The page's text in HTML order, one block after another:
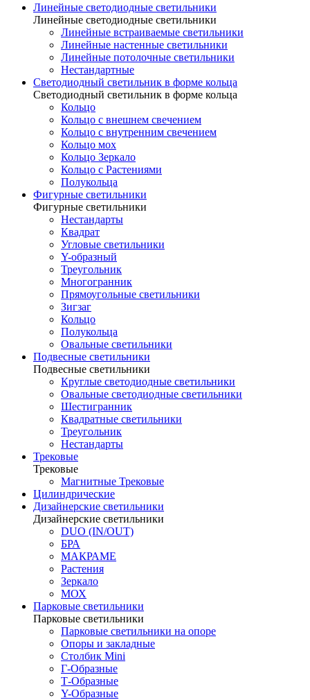
Линейные светодиодные светильники
Линейные светодиодные светильники
Линейные встраиваемые светильники
Линейные настенные светильники
Линейные потолочные светильники
Нестандартные
Светодиодный светильник в форме кольца
Светодиодный светильник в форме кольца
Кольцо
Кольцо с внешнем свечением
Кольцо с внутренним свечением
Кольцо мох
Кольцо Зеркало
Кольцо с Растениями
Полукольца
Фигурные светильники
Фигурные светильники
Нестандарты
Квадрат
Угловые светильники
Y-образный
Треугольник
Многогранник
Прямоугольные светильники
Зигзаг
Кольцо
Полукольца
Овальные светильники
Подвесные светильники
Подвесные светильники
Круглые светодиодные светильники
Овальные светодиодные светильники
Шестигранник
Квадратные светильники
Треугольник
Нестандарты
Трековые
Трековые
Магнитные Трековые
Цилиндрические
Дизайнерские светильники
Дизайнерские светильники
DUO (IN/OUT)
БРА
МАКРАМЕ
Растения
Зеркало
МОХ
Парковые светильники
Парковые светильники
Парковые светильники на опоре
Опоры и закладные
Столбик Mini
Г-Образные
Т-Образные
Y-Образные